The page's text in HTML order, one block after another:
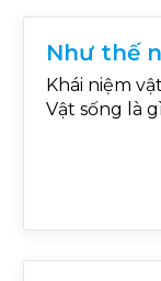
Như thế
Khái niệm
Vật sống là